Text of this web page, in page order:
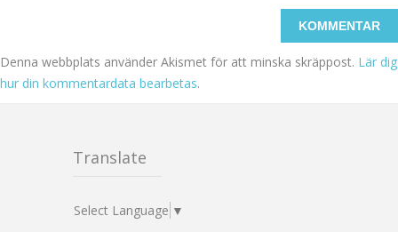
Denna webbplats använder Akismet för att minska skräppost. Lär dig
hur din kommentardata bearbetas.
Translate
Select Language ▼